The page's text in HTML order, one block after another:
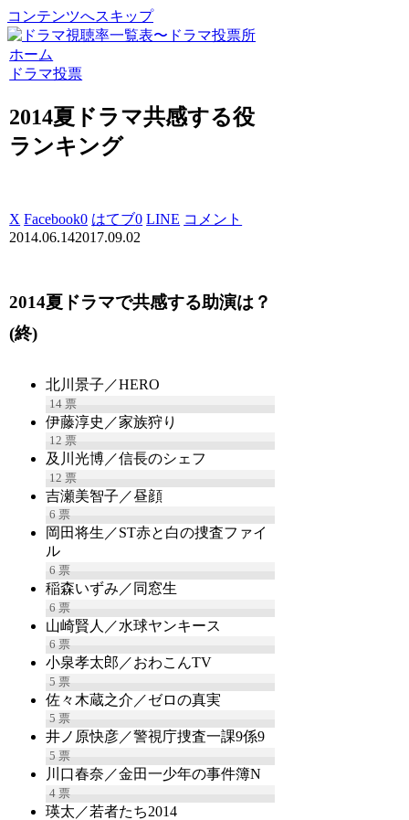
コンテンツへスキップ
ホーム
ドラマ投票
2014夏ドラマ共感する役
ランキング
X Facebook0 はてブ0 LINE コメント
2014.06.142017.09.02
2014夏ドラマで共感する助演は？
(終)
北川景子／HERO
14 票
伊藤淳史／家族狩り
12 票
及川光博／信長のシェフ
12 票
吉瀬美智子／昼顔
6 票
岡田将生／ST赤と白の捜査ファイ
ル
6 票
稲森いずみ／同窓生
6 票
山崎賢人／水球ヤンキース
6 票
小泉孝太郎／おわこんTV
5 票
佐々木蔵之介／ゼロの真実
5 票
井ノ原快彦／警視庁捜査一課9係9
5 票
川口春奈／金田一少年の事件簿N
4 票
瑛太／若者たち2014